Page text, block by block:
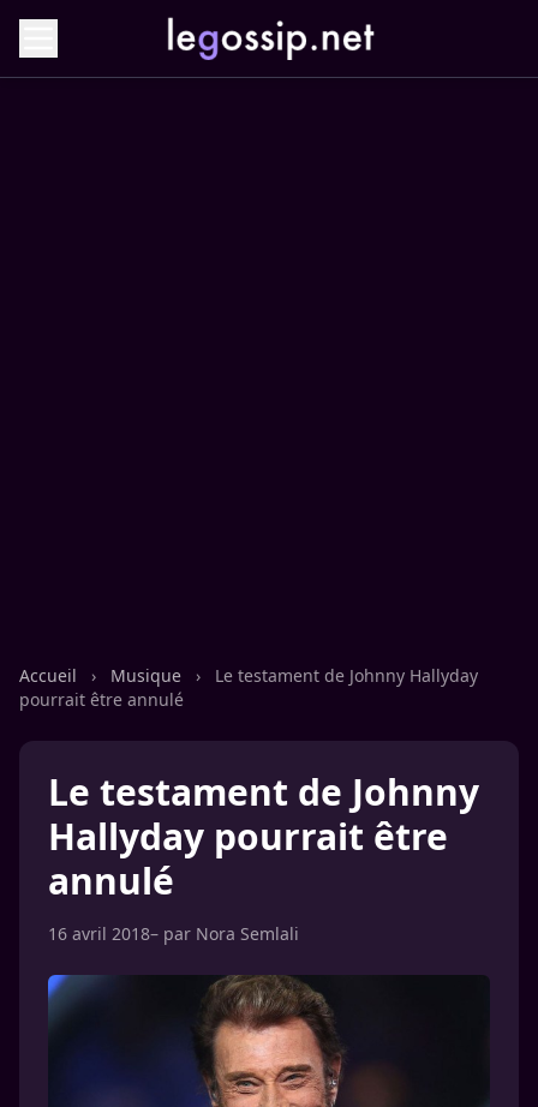
Accueil › Musique ›
Le testament de Johnny Hallyday
pourrait être annulé
Le testament de Johnny
Hallyday pourrait être
annulé
16 avril 2018– par Nora Semlali